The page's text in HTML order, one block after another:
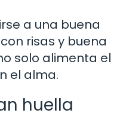
a una buena
risas y buena
solo alimenta el
el alma.
huella